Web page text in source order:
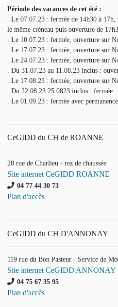
Période des vacances de cet été :
. Le 07.07.23 : fermée de 14h30 à
le même créneau puis ouverture de
. Le 10.07.23 : fermée, ouverture sur
. Le 17.07.23 : fermée, ouverture sur
. Le 24.07.23 : fermée, ouverture sur
. Du 31.07.23 au 11.08.23 inclus :
. Le 17.08.23 : fermée, ouverture sur
. Du 22.08.23 25.0823 inclus : fermée
. Le 01.09.23 : fermée avec
CeGIDD du CH de ROANNE
28 rue de Charlieu - rez de chaussée
Site internet CeGIDD ROANNE
04 77 44 30 73
Plan d'accès
CeGIDD du CH D'ANNONAY
119 rue du Bon Pasteur - Service de
Site internet CeGIDD ANNONAY
04 75 67 35 95
Plan d'accès